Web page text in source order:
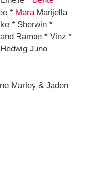
* MaraMarijella
* Sherwin *
Ramon * Vinz *
Juno
Marley & Jaden